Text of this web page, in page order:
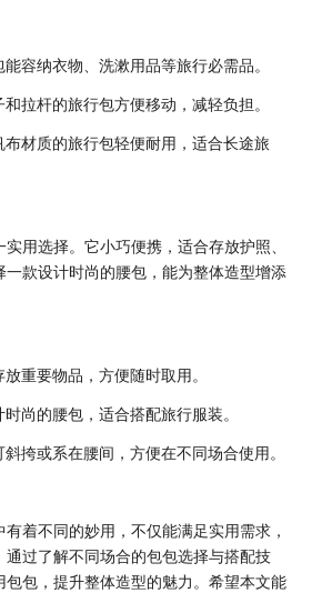
容纳衣物、洗漱用品等旅行必需品。
拉杆的旅行包方便移动，减轻负担。
材质的旅行包轻便耐用，适合长途旅
用选择。它小巧便携，适合存放护照、
款设计时尚的腰包，能为整体造型增添
重要物品，方便随时取用。
尚的腰包，适合搭配旅行服装。
挎或系在腰间，方便在不同场合使用。
着不同的妙用，不仅能满足实用需求，
过了解不同场合的包包选择与搭配技
包，提升整体造型的魅力。希望本文能